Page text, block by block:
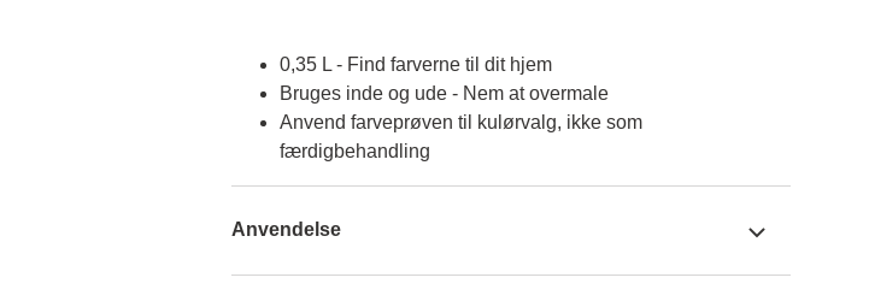
0,35 L - Find farverne til dit hjem
Bruges inde og ude - Nem at overmale
Anvend farveprøven til kulørvalg, ikke som
færdigbehandling
Anvendelse